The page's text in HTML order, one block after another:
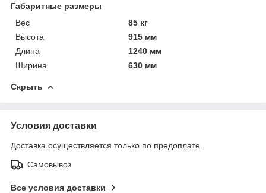
Габаритные размеры
Вес
85 кг
Высота
915 мм
Длина
1240 мм
Ширина
630 мм
Скрыть
Условия доставки
Доставка осуществляется только по предоплате.
Самовывоз
Все условия доставки